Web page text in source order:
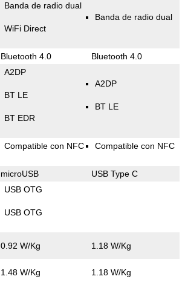
Banda de radio dual
WiFi Direct
Banda de radio dual
Bluetooth 4.0 Bluetooth 4.0
A2DP
BT LE
BT EDR
A2DP
BT LE
Compatible con NFC Compatible con NFC
microUSB USB Type C
USB OTG
USB OTG
0.92 W/Kg 1.18 W/Kg
1.48 W/Kg 1.18 W/Kg